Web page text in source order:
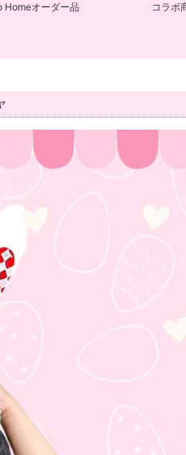
Homeオーダー品 コラボ